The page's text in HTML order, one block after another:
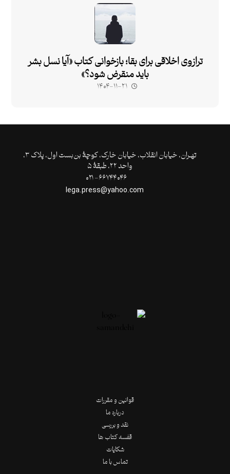
ترازوی اخلاقی برای بقا؛ بازخوانی کتاب «آیا نسل بشر
باید منقرض شود؟»
۱۴۰۴-۱۱-۲۱
تهـران،‌ خیابان انقلاب، خیابان خارک، کوچۀ بن‌بست اول، پلاک ۳،
واحد ۲۲، طبقۀ ۵
قوانین و مقررات
درباره ما
نقد و بررسی
قفسه کتاب ها
شکایات
تماس با ما